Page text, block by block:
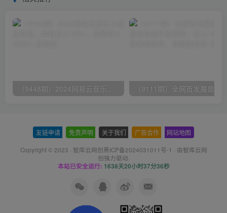
友链申请 免责声明 关于我们 广告合作 网站地图
Copyright © 2023 · 智库云网创黑ICP备2024031011号-1 · 由智库云网
创强力驱动.
本站已安全运行: 1638天20小时37分37秒